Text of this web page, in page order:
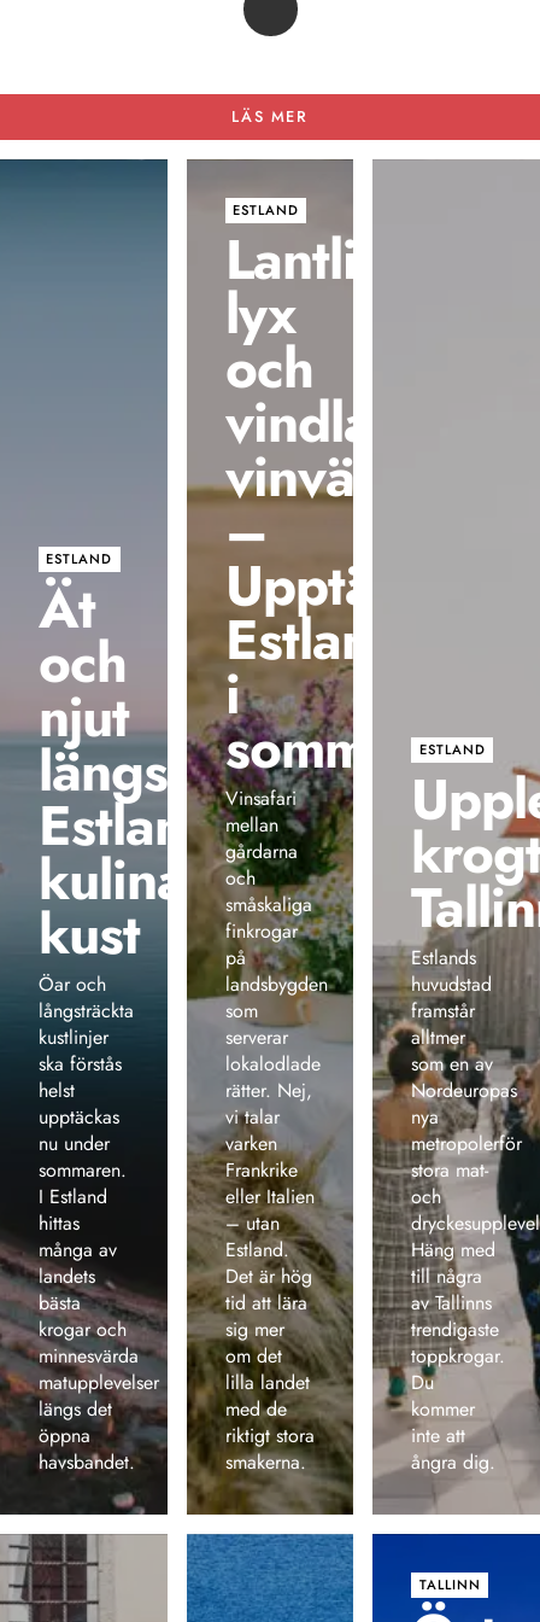
LÄS MER
ESTLAND
Ät
och
njut
längs
Estlands
kulinariska
kust
Öar och
långsträckta
kustlinjer
ska förstås
helst
upptäckas
nu under
sommaren.
I Estland
hittas
många av
landets
bästa
krogar och
minnesvärda
matupplevelser
längs det
öppna
havsbandet.
ESTLAND
Lantlig
lyx
och
vindlande
vinvägar
–
Upptäck
Estland
i
sommar
Vinsafari
mellan
gårdarna
och
småskaliga
finkrogar
på
landsbygden
som
serverar
lokalodlade
rätter. Nej,
vi talar
varken
Frankrike
eller Italien
– utan
Estland.
Det är hög
tid att lära
sig mer
om det
lilla landet
med de
riktigt stora
smakerna.
ESTLAND
Estlands
huvudstad
framstår
alltmer
som en av
Nordeuropas
nya
metropolerför
stora mat-
och
Häng med
till några
av Tallinns
trendigaste
toppkrogar.
Du
kommer
inte att
ångra dig.
TALLINN